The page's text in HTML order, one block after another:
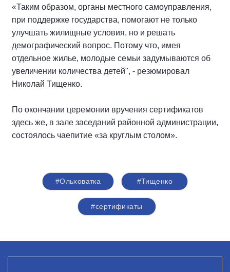
«Таким образом, органы местного самоуправления,
при поддержке государства, помогают не только
улучшать жилищные условия, но и решать
демографический вопрос. Потому что, имея
отдельное жилье, молодые семьи задумываются об
увеличении количества детей", - резюмировал
Николай Тищенко.
По окончании церемонии вручения сертификатов
здесь же, в зале заседаний районной администрации,
состоялось чаепитие «за круглым столом».
#Ольховатка #Тищенко
#сертификаты